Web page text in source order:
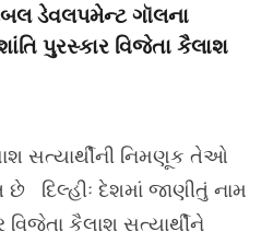
ડેવલપમેન્ટ ગૉલના
પુરસ્કાર વિજેતા કૈલાશ
સત્યાર્થીની નિમણૂક તેઓ
દિલ્હીઃ દેશમાં જાણીતું નામ
વિજેતા કૈલાશ સત્યાર્થીને